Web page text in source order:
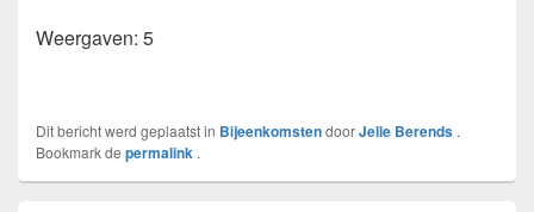
Weergaven: 5
Dit bericht werd geplaatst in BijeenkomstendoorJelle Berends .
Bookmark de permalink .